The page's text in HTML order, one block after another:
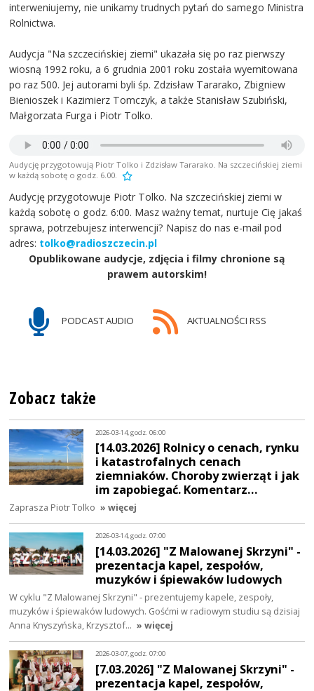
interweniujemy, nie unikamy trudnych pytań do samego Ministra
Rolnictwa.
Audycja "Na szczecińskiej ziemi" ukazała się po raz pierwszy
wiosną 1992 roku, a 6 grudnia 2001 roku została wyemitowana
po raz 500. Jej autorami byli śp. Zdzisław Tararako, Zbigniew
Bienioszek i Kazimierz Tomczyk, a także Stanisław Szubiński,
Małgorzata Furga i Piotr Tolko.
Audycję przygotowują Piotr Tolko i Zdzisław Tararako. Na szczecińskiej ziemi
w każdą sobotę o godz. 6.00.
Audycję przygotowuje Piotr Tolko. Na szczecińskiej ziemi w
każdą sobotę o godz. 6:00. Masz ważny temat, nurtuje Cię jakaś
sprawa, potrzebujesz interwencji? Napisz do nas e-mail pod
adres: tolko@radioszczecin.pl
Opublikowane audycje, zdjęcia i filmy chronione są
prawem autorskim!
PODCAST AUDIO AKTUALNOŚCI RSS
Zobacz także
2026-03-14, godz. 06:00
[14.03.2026] Rolnicy o cenach, rynku
i katastrofalnych cenach
ziemniaków. Choroby zwierząt i jak
im zapobiegać. Komentarz…
Zaprasza Piotr Tolko » więcej
2026-03-14, godz. 07:00
[14.03.2026] "Z Malowanej Skrzyni" -
prezentacja kapel, zespołów,
muzyków i śpiewaków ludowych
W cyklu "Z Malowanej Skrzyni" - prezentujemy kapele, zespoły,
muzyków i śpiewaków ludowych. Gośćmi w radiowym studiu są dzisiaj
Anna Knyszyńska, Krzysztof… » więcej
2026-03-07, godz. 07:00
[7.03.2026] "Z Malowanej Skrzyni" -
prezentacja kapel, zespołów,